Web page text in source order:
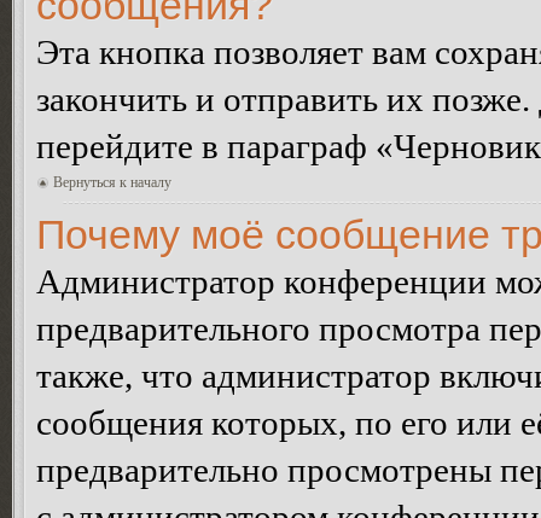
Эта кнопка позволяет вам
закончить и отправить их
перейдите в параграф
Вернуться к началу
Почему моё сообщение
Администратор конференции
предварительного просмотра
также, что администратор
сообщения которых, по его или
предварительно просмотрены